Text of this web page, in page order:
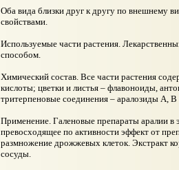
Оба вида близки друг к другу по внешнему
свойствами.
Используемые части растения.
способом.
Химический состав. Все части растения
кислоты; цветки и листья – флавоноиды,
тритерпеновые соединения – аралозиды А,
Применение. Галеновые препараты аралии
превосходящее по активности эффект от
размножение дрожжевых клеток. Экстракт
сосуды.